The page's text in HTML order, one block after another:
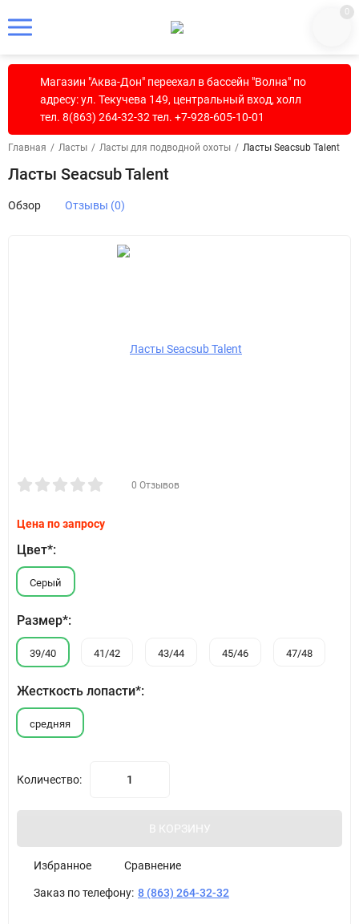
0
Магазин "Аква-Дон" переехал в бассейн "Волна" по
адресу: ул. Текучева 149, центральный вход, холл
тел. 8(863) 264-32-32 тел. +7-928-605-10-01
Главная / Ласты / Ласты для подводной охоты / Ласты Seacsub Talent
Ласты Seacsub Talent
Обзор Отзывы (0)
0 Отзывов
Цена по запросу
Цвет*:
Серый
Размер*:
39/40 41/42 43/44 45/46 47/48
Жесткость лопасти*:
средняя
Количество:
В КОРЗИНУ
Избранное Сравнение
Заказ по телефону: 8 (863) 264-32-32